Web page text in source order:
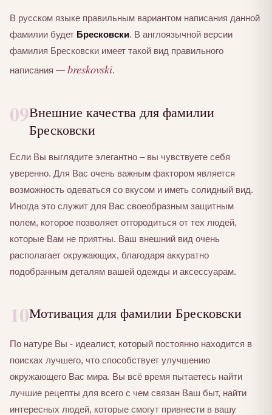
В русском языке правильным вариантом написания данной
фамилии будет Бресковски. В англоязычной версии
фамилия Бресковски имеет такой вид правильного
написания — breskovski.
09Внешние качества для фамилии
Бресковски
Если Вы выглядите элегантно – вы чувствуете себя
уверенно. Для Вас очень важным фактором является
возможность одеваться со вкусом и иметь солидный вид.
Иногда это служит для Вас своеобразным защитным
полем, которое позволяет отгородиться от тех людей,
которые Вам не приятны. Ваш внешний вид очень
располагает окружающих, благодаря аккуратно
подобранным деталям вашей одежды и аксессуарам.
10Мотивация для фамилии Бресковски
По натуре Вы - идеалист, который постоянно находится в
поисках лучшего, что способствует улучшению
окружающего Вас мира. Вы всё время пытаетесь найти
лучшие рецепты для всего с чем связан Ваш быт, найти
интересных людей, которые смогут привнести в вашу